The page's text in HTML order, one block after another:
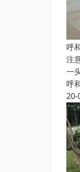
呼
注
一
呼
20-